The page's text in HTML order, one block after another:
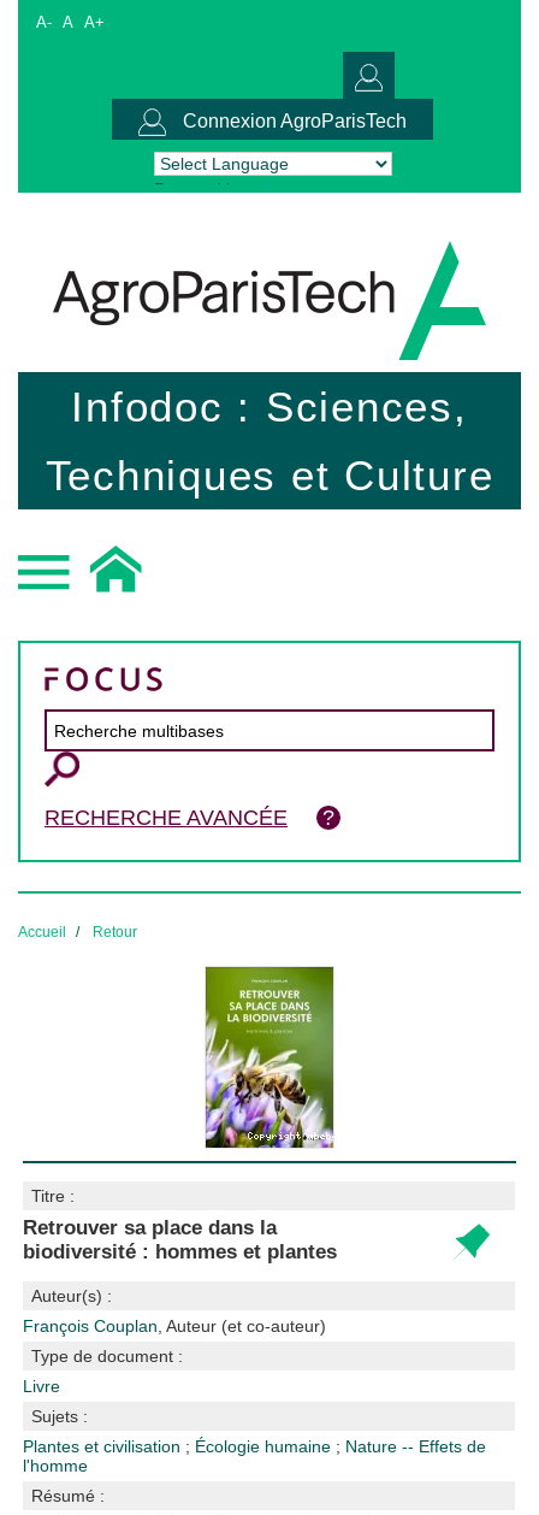
A- A A+
Connexion AgroParisTech
Powered by Translate
Infodoc : Sciences,
Techniques et Culture
RECHERCHE AVANCÉE
Accueil Retour
Titre :
Retrouver sa place dans la
biodiversité : hommes et plantes
Auteur(s) :
François Couplan , Auteur (et co-auteur)
Type de document :
Livre
Sujets :
Plantes et civilisation ; Écologie humaine ; Nature -- Effets de
l'homme
Résumé :